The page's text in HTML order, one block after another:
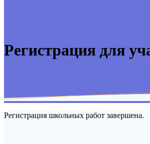
Регистрация для
Регистрация школьных работ завершена.